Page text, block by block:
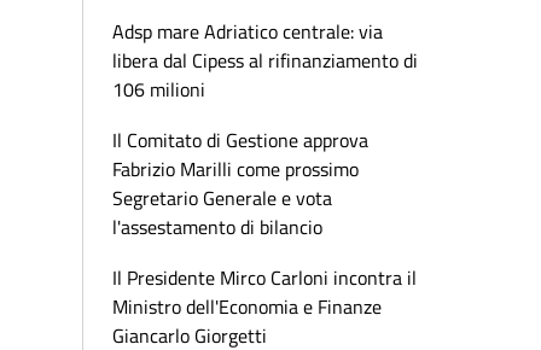
Adsp mare Adriatico centrale: via
libera dal Cipess al rifinanziamento di
106 milioni
Il Comitato di Gestione approva
Fabrizio Marilli come prossimo
Segretario Generale e vota
l'assestamento di bilancio
Il Presidente Mirco Carloni incontra il
Ministro dell'Economia e Finanze
Giancarlo Giorgetti